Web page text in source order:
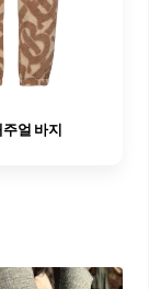
얼 바지